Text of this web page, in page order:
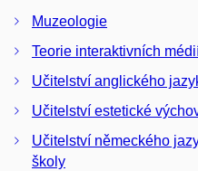
Muzeologie
Teorie interaktivních
Učitelství anglického
Učitelství estetické
Učitelství německého
školy